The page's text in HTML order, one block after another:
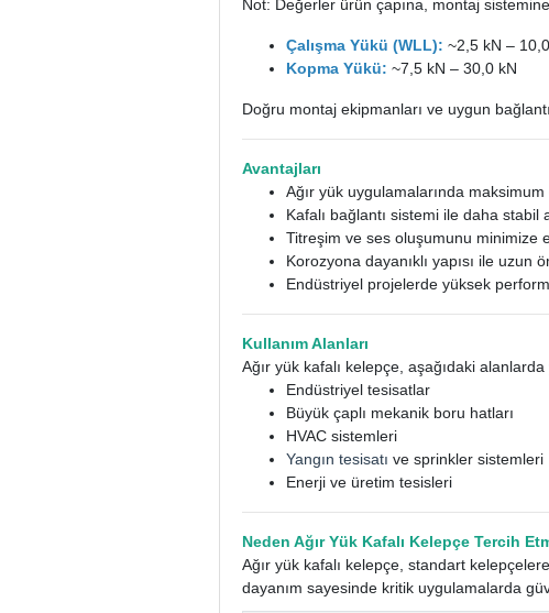
Not: Değerler ürün çapına, montaj
Çalışma Yükü (WLL): ~2,5 kN –
Kopma Yükü: ~7,5 kN – 30,0 kN
Doğru montaj ekipmanları ve uygun
Avantajları
Ağır yük uygulamalarında
Kafalı bağlantı sistemi ile daha stabil
Titreşim ve ses oluşumunu minimize
Korozyona dayanıklı yapısı ile uzun
Endüstriyel projelerde yüksek
Kullanım Alanları
Ağır yük kafalı kelepçe, aşağıdaki alanlarda
Endüstriyel tesisatlar
Büyük çaplı mekanik boru hatları
HVAC sistemleri
Yangın tesisatı ve sprinkler sistemleri
Enerji ve üretim tesisleri
Neden Ağır Yük Kafalı Kelepçe Tercih
Ağır yük kafalı kelepçe, standart
dayanım sayesinde kritik uygulamalarda